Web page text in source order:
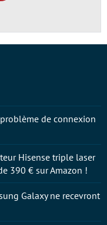
de connexion
Hisense triple laser
390 € sur Amazon !
Galaxy ne recevront